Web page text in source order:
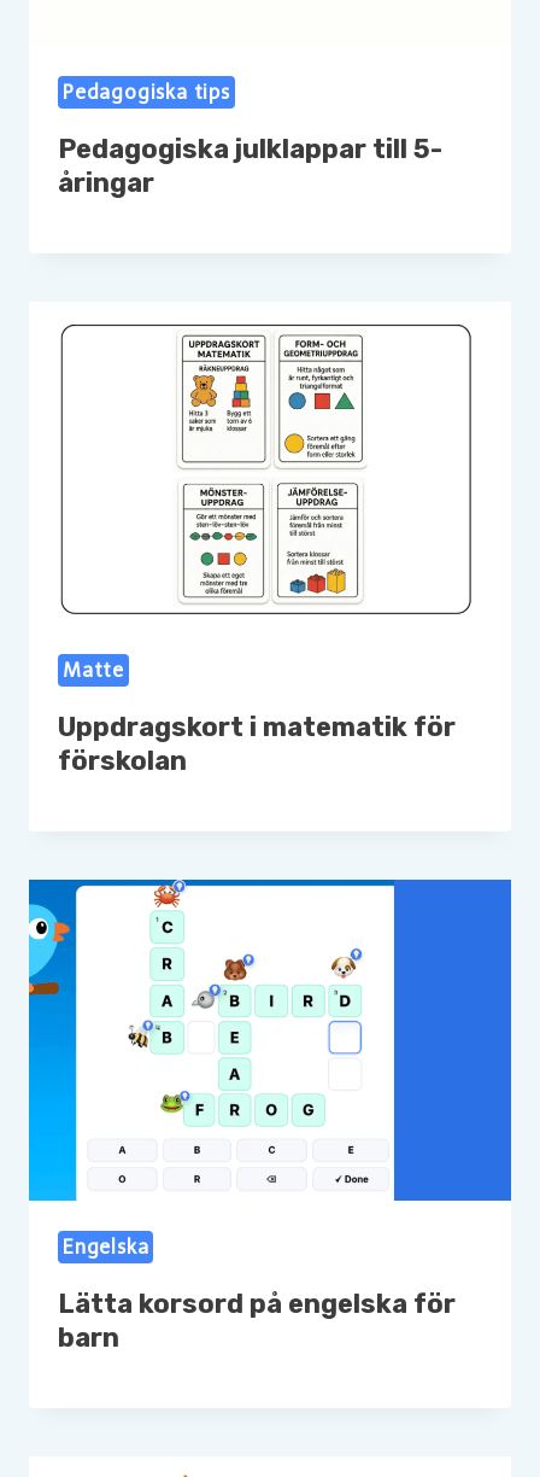
Pedagogiska tips
Pedagogiska julklappar till 5-
åringar
Matte
Uppdragskort i matematik för
förskolan
Engelska
Lätta korsord på engelska för
barn